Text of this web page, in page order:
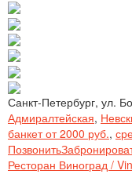
Санкт-Петербург, ул.
Адмиралтейская,
банкет от 2000 руб.,
Позвонить
Ресторан Виноград /